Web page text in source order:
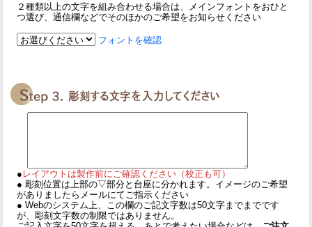
２種類以上の文字を組み合わせる場合は、メインフォントをおひと
つ選び、通信欄などでそのほかのご希望をお知らせください
フォントを確認
● レイアウトは製作前にご確認ください（校正も可）
● 彫刻位置は上部の▽部分と台座に分かれます。イメージのご希望
がありましたらメールにてご指示ください
● Webのシステム上、この欄のご記文字数は50文字までまでです
が、彫刻文字数の制限ではありません。